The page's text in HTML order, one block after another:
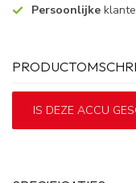
Persoonlijke
IS DEZE ACCU